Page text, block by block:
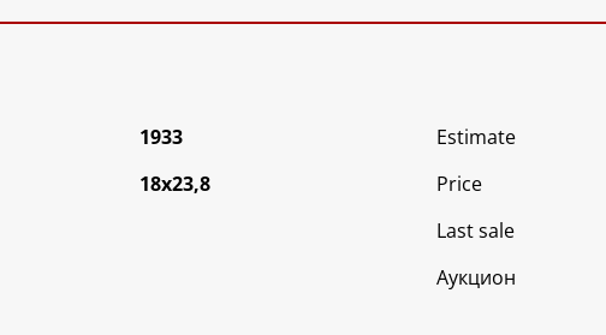
1933
18х23,8
Estimate
Price
Last sale
Аукцион